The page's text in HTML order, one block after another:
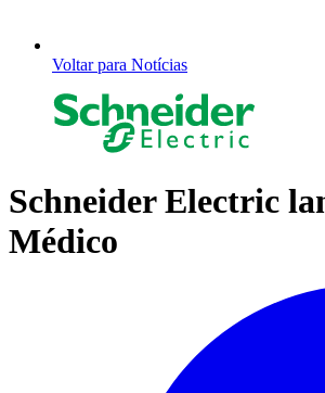
Voltar para Notícias
Schneider Electric
Médico